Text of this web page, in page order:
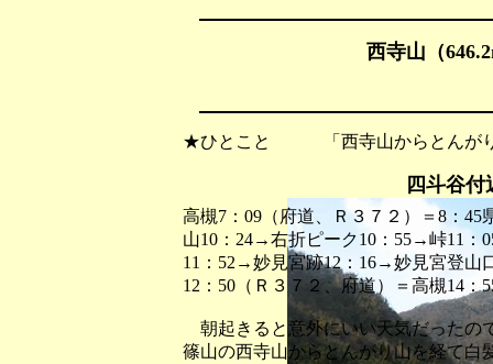
西寺山（
★ひとこと 「西寺山からとんがり
四斗谷
高槻7：09（府道、Ｒ３７２）＝8：
山10：24→右折ピーク10：55→峠11：
11：52→妙見宮跡12：16→妙見宮登山
12：50（Ｒ３７２、府道）＝高槻14：
朝起きると意外にいい天気だったの
篠山の西寺山からとんがり山を経て白